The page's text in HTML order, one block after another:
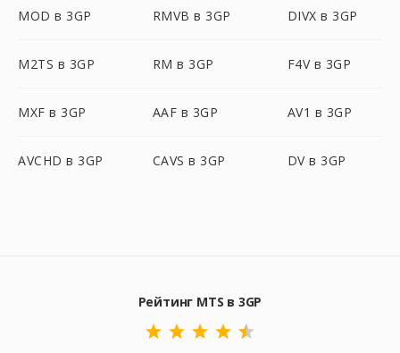
MOD в 3GP RMVB в 3GP DIVX в 3GP
M2TS в 3GP RM в 3GP F4V в 3GP
MXF в 3GP AAF в 3GP AV1 в 3GP
AVCHD в 3GP CAVS в 3GP DV в 3GP
Рейтинг MTS в 3GP